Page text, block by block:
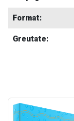
Format:
Greutate: